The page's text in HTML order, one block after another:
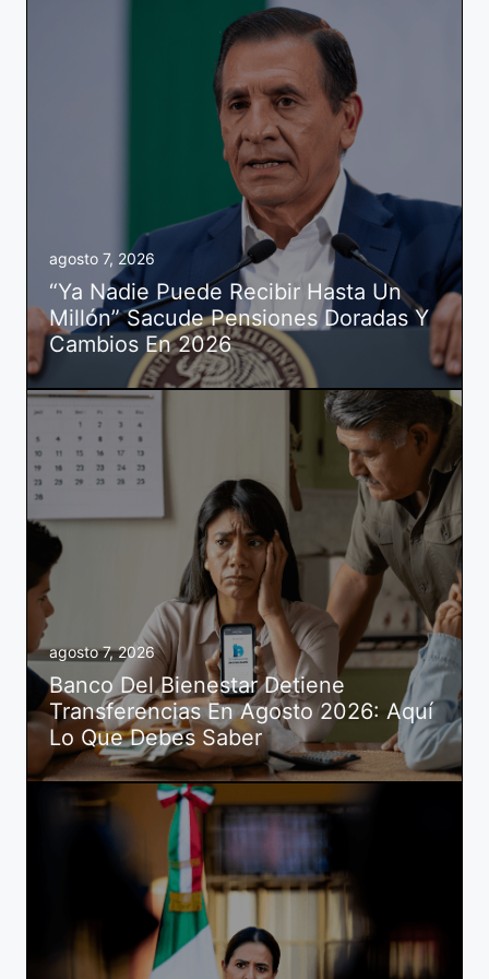
agosto 7, 2026
“Ya Nadie Puede Recibir Hasta Un
Millón” Sacude Pensiones Doradas Y
Cambios En 2026
agosto 7, 2026
Banco Del Bienestar Detiene
Transferencias En Agosto 2026: Aquí
Lo Que Debes Saber